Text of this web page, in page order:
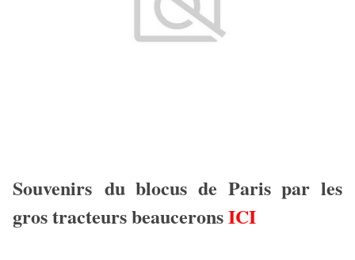
Souvenirs du blocus de Paris par les
gros tracteurs beauceronsICI